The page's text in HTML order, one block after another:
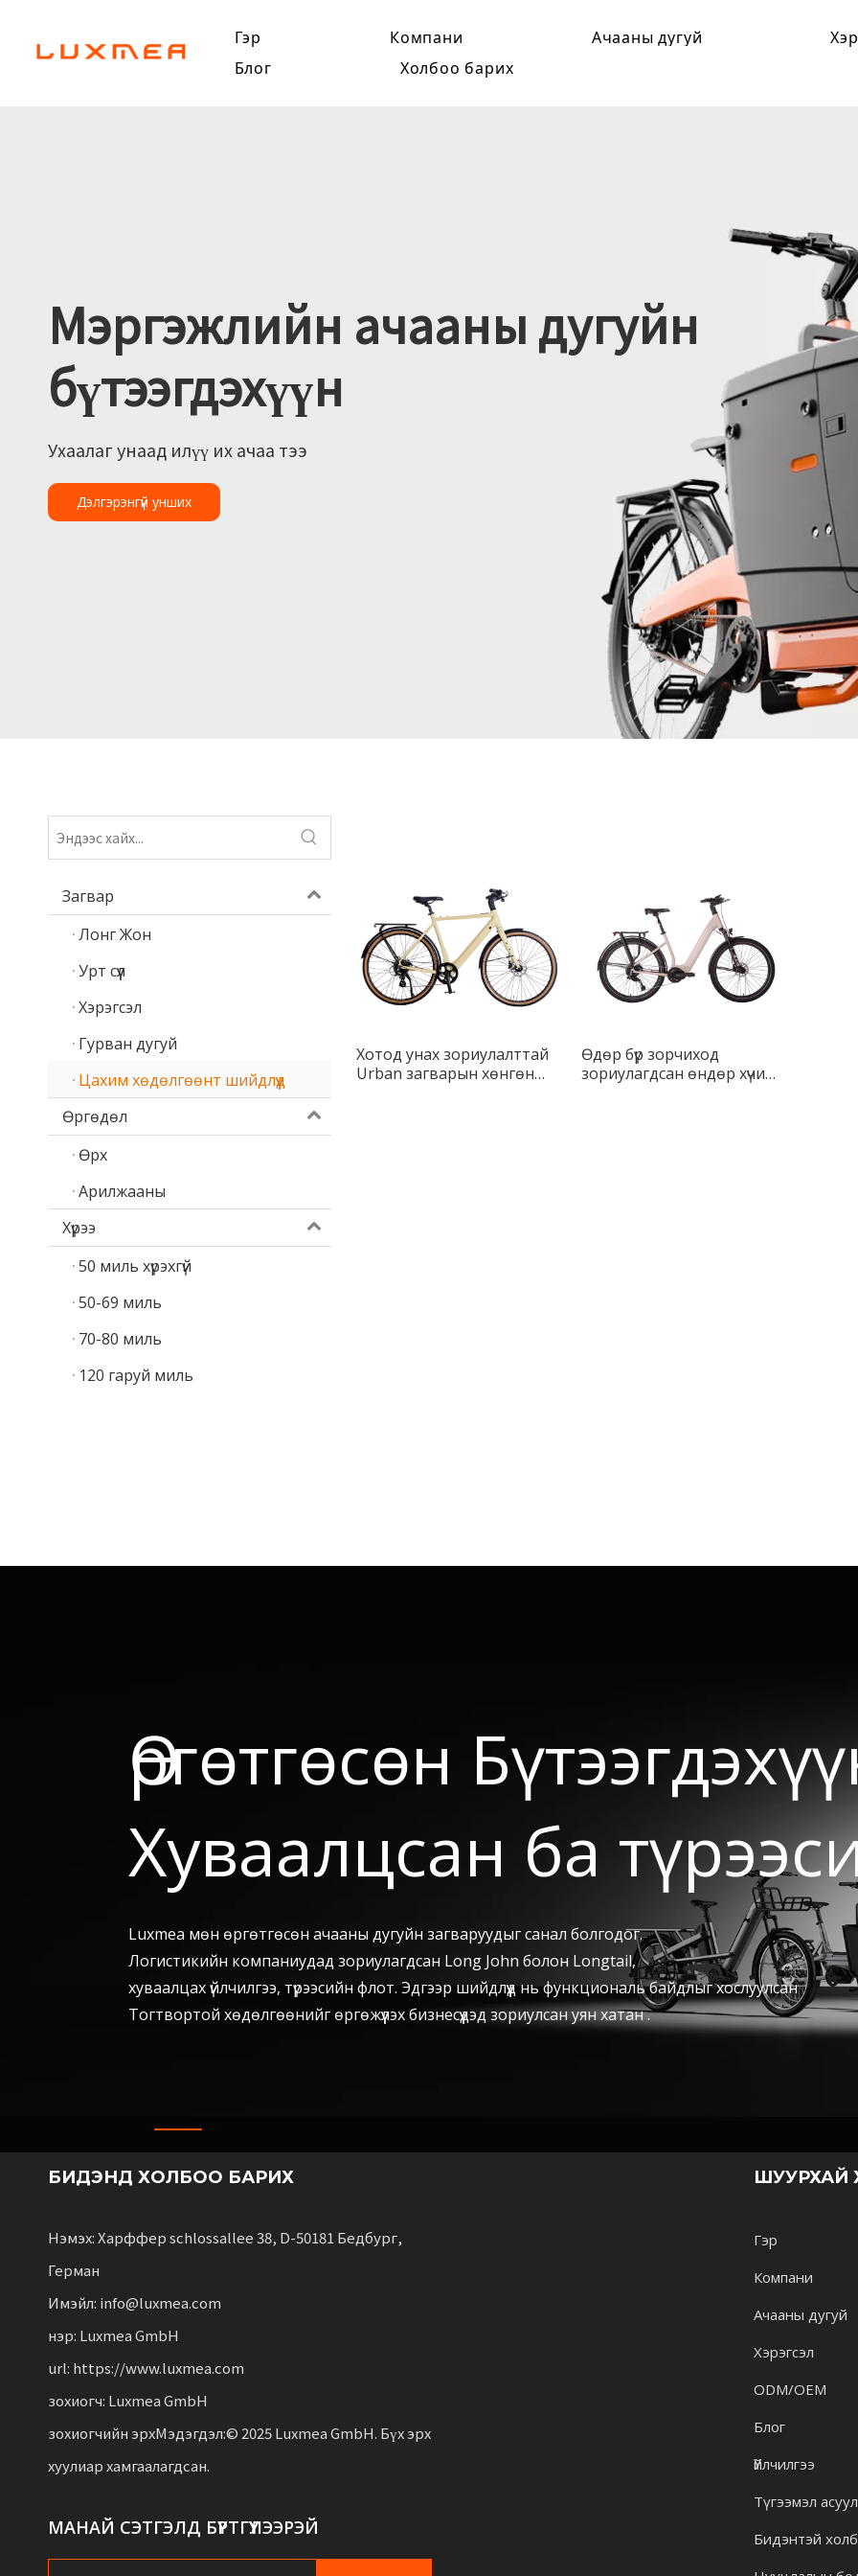
Гэр Компани Ачааны дугуй
Блог
Холбоо барих
Мэргэжлийн ачааны дугуйн
бүтээгдэхүүн
Ухаалаг унаад илүү их ачаа тээ
Дэлгэрэнгүй унших
Загвар
Лонг Жон
Урт сүүл
Хэрэгсэл
Гурван дугуй
Цахим хөдөлгөөнт шийдлүүд
Өргөдөл
Өрх
Арилжааны
Хүрээ
50 миль хүрэхгүй
50-69 миль
70-80 миль
120 гаруй миль
Хотод унах зориулалттай
Urban загварын хөнгөн
Өдөр бүр зорчиход
зориулагдсан өндөр хүчин
Өргөтгөсөн
Хуваалцсан ба
Luxmea мөн өргөтгөсөн ачааны дугуйн загваруудыг санал болгодог.
Логистикийн компаниудад зориулагдсан Long John болон Longtail,
хуваалцах үйлчилгээ, түрээсийн флот. Эдгээр шийдлүүд нь функциональ байдлыг хослуулсан
Тогтвортой хөдөлгөөнийг өргөжүүлэх бизнесүүдэд зориулсан уян хатан .
БИДЭНД ХОЛБОО БАРИХ
Нэмэх: Харффер schlossallee 38, D-50181 Бедбург,
Герман
Имэйл: info@luxmea.com
нэр: Luxmea GmbH
url: https://www.luxmea.com
зохиогч: Luxmea GmbH
зохиогчийн эрхМэдэгдэл:© 2025 Luxmea GmbH. Бүх эрх
хуулиар хамгаалагдсан.
МАНАЙ СЭТГЭЛД БҮРТГҮҮЛЭЭРЭЙ
ШУУРХАЙ
Гэр
Компани
Ачааны дугуй
Хэрэгсэл
ODM/OEM
Блог
Үйлчилгээ
Түгээмэл
Бидэнтэй